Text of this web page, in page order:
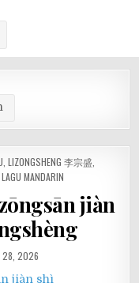
LIZONGSHENG 李宗盛
MANDARIN
jiàn
28, 2026